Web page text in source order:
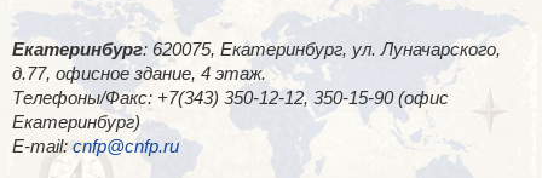
Екатеринбург: 620075, Екатеринбург, ул. Луначарского,
д.77, офисное здание, 4 этаж.
Телефоны/Факс: +7(343) 350-12-12, 350-15-90 (офис
Екатеринбург)
E-mail:cnfp@cnfp.ru